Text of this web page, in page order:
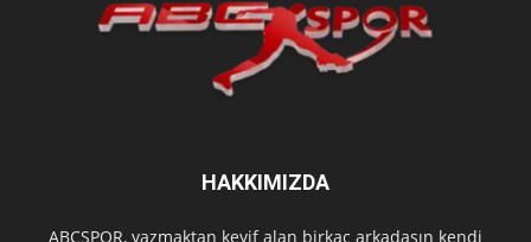
HAKKIMIZDA
ABCSPOR, yazmaktan keyif alan birkaç arkadaşın kendi